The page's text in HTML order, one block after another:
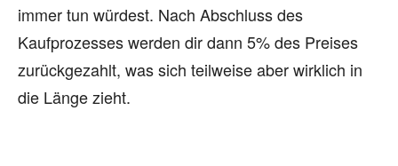
immer tun würdest. Nach Abschluss des
Kaufprozesses werden dir dann 5% des Preises
zurückgezahlt, was sich teilweise aber wirklich in
die Länge zieht.